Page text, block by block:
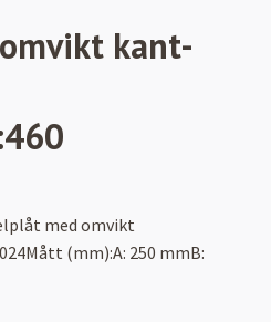
kant-
med omvikt
(mm):A: 250 mmB: